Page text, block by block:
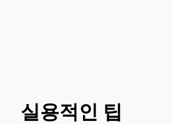
실용적인 팁